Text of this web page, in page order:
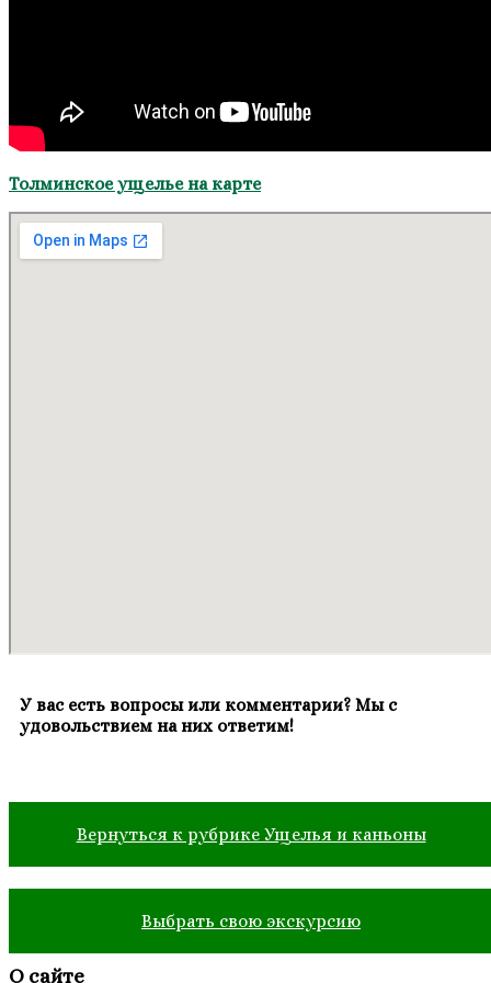
Толминское ущелье на карте
У вас есть вопросы или комментарии? Мы с
удовольствием на них ответим!
Вернуться к рубрике Ущелья и каньоны
Выбрать свою экскурсию
О сайте